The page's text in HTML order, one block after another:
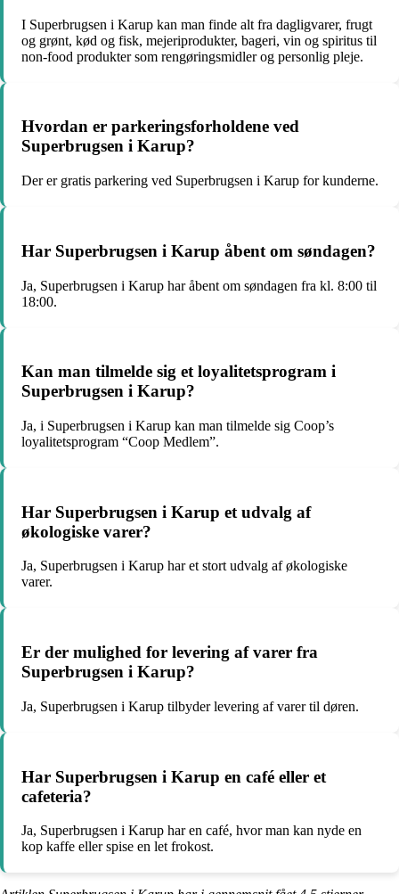
I Superbrugsen i Karup kan man finde alt fra dagligvarer, frugt
og grønt, kød og fisk, mejeriprodukter, bageri, vin og spiritus til
non-food produkter som rengøringsmidler og personlig pleje.
Hvordan er parkeringsforholdene ved
Superbrugsen i Karup?
Der er gratis parkering ved Superbrugsen i Karup for kunderne.
Har Superbrugsen i Karup åbent om søndagen?
Ja, Superbrugsen i Karup har åbent om søndagen fra kl. 8:00 til
18:00.
Kan man tilmelde sig et loyalitetsprogram i
Superbrugsen i Karup?
Ja, i Superbrugsen i Karup kan man tilmelde sig Coop’s
loyalitetsprogram “Coop Medlem”.
Har Superbrugsen i Karup et udvalg af
økologiske varer?
Ja, Superbrugsen i Karup har et stort udvalg af økologiske
varer.
Er der mulighed for levering af varer fra
Superbrugsen i Karup?
Ja, Superbrugsen i Karup tilbyder levering af varer til døren.
Har Superbrugsen i Karup en café eller et
cafeteria?
Ja, Superbrugsen i Karup har en café, hvor man kan nyde en
kop kaffe eller spise en let frokost.